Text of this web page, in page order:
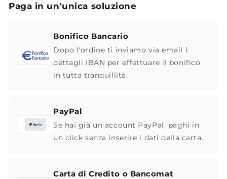
Paga in un'unica soluzione
Bonifico Bancario
Dopo l'ordine ti inviamo via email i
dettagli IBAN per effettuare il bonifico
in tutta tranquillità.
PayPal
Se hai già un account PayPal, paghi in
un click senza inserire i dati della carta.
Carta di Credito o Bancomat